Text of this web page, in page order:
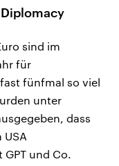
sind im
für
fast fünfmal so viel
unter
dass
und Co.